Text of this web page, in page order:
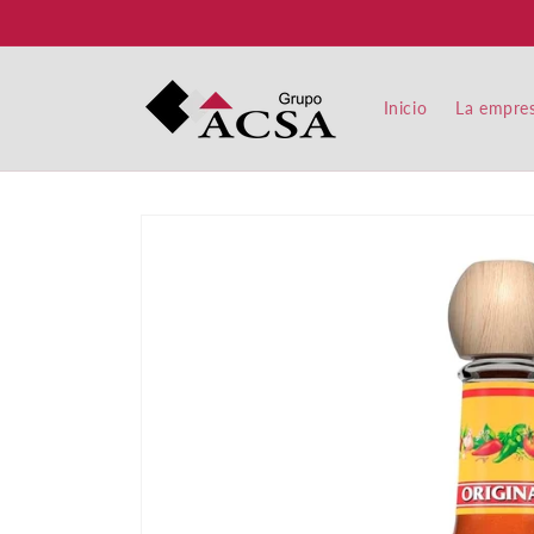
al contenido
Inicio La